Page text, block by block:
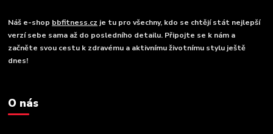
Náš e-shop bbfitness.cz je tu pro všechny, kdo se chtějí stát nejlepší
verzí sebe sama až do posledního detailu. Připojte se k nám a
začněte svou cestu k zdravému a aktivnímu životnímu stylu ještě
dnes!
O nás